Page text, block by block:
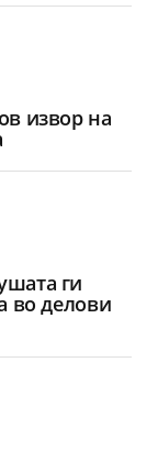
извор на
ги
во делови